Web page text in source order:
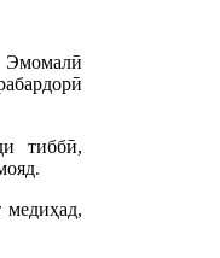
Эмомалӣ
тиббӣ,
медиҳад,